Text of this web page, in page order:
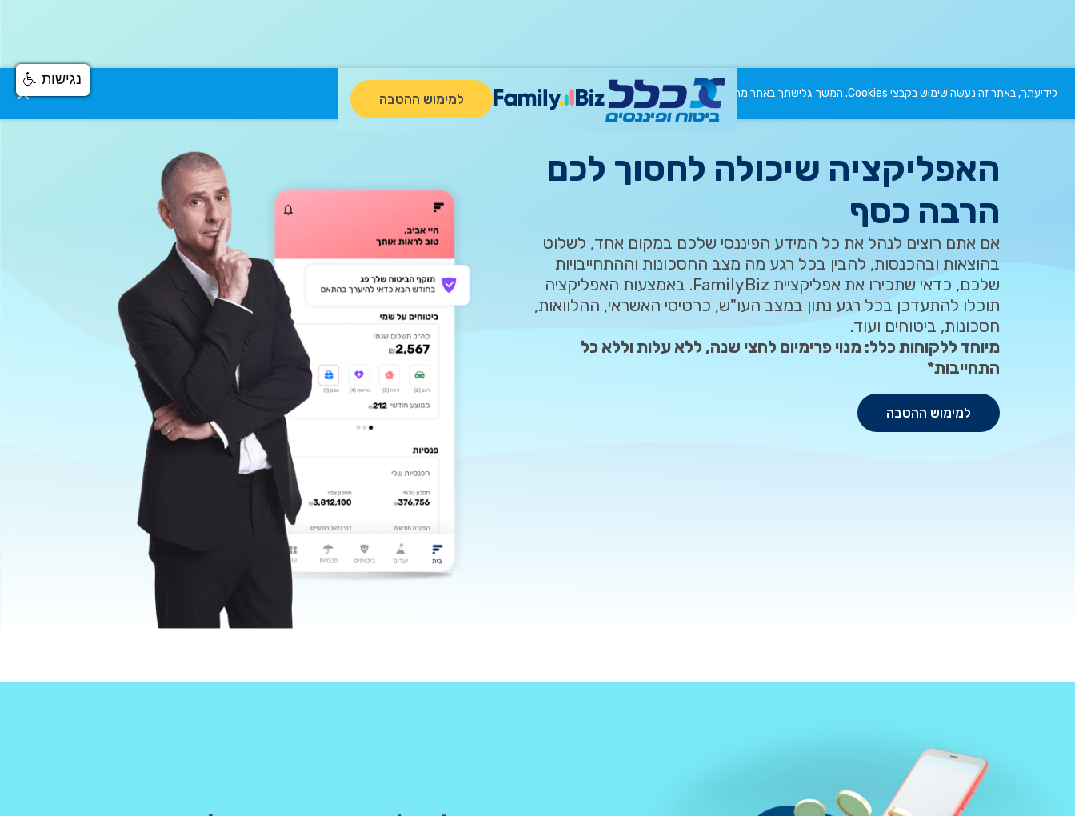
למימוש ההטבה
האפליקציה שיכולה לחסוך לכם
הרבה כסף
אם אתם רוצים לנהל את כל המידע הפיננסי שלכם במקום אחד, לשלוט
בהוצאות ובהכנסות, להבין בכל רגע מה מצב החסכונות וההתחייבויות
שלכם, כדאי שתכירו את אפליקציית FamilyBiz. באמצעות האפליקציה
תוכלו להתעדכן בכל רגע נתון במצב העו"ש, כרטיסי האשראי, ההלוואות,
חסכונות, ביטוחים ועוד.
מיוחד ללקוחות כלל: מנוי פרימיום לחצי שנה, ללא עלות וללא כל
התחייבות*
למימוש ההטבה
לידיעתך, באתר זה נעשה שימוש בקבצי Cookies. המשך גלישתך באתר מהווה הסכמה לשימוש זה. למידע נוסף ניתן לעיין ב מדיניות הפרטיות.
נגישות